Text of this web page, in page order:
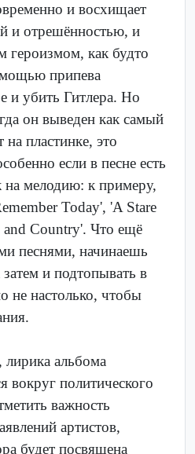
и восхищает
и отрешённостью, и
героизмом, как будто
припева
и убить Гитлера. Но
он выведен как самый
пластинке, это
если в песне есть
мелодию: к примеру,
Today', 'A Stare
Country'. Что ещё
песнями, начинаешь
и подтопывать в
не настолько, чтобы
лирика альбома
вокруг политического
важность
артистов,
будет посвящена